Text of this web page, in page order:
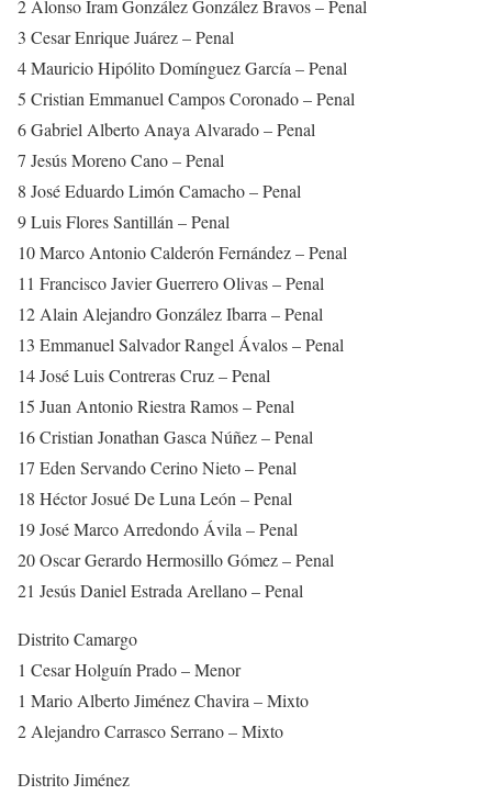
2 Alonso Iram González González Bravos – Penal
3 Cesar Enrique Juárez – Penal
4 Mauricio Hipólito Domínguez García – Penal
5 Cristian Emmanuel Campos Coronado – Penal
6 Gabriel Alberto Anaya Alvarado – Penal
7 Jesús Moreno Cano – Penal
8 José Eduardo Limón Camacho – Penal
9 Luis Flores Santillán – Penal
10 Marco Antonio Calderón Fernández – Penal
11 Francisco Javier Guerrero Olivas – Penal
12 Alain Alejandro González Ibarra – Penal
13 Emmanuel Salvador Rangel Ávalos – Penal
14 José Luis Contreras Cruz – Penal
15 Juan Antonio Riestra Ramos – Penal
16 Cristian Jonathan Gasca Núñez – Penal
17 Eden Servando Cerino Nieto – Penal
18 Héctor Josué De Luna León – Penal
19 José Marco Arredondo Ávila – Penal
20 Oscar Gerardo Hermosillo Gómez – Penal
21 Jesús Daniel Estrada Arellano – Penal
Distrito Camargo
1 Cesar Holguín Prado – Menor
1 Mario Alberto Jiménez Chavira – Mixto
2 Alejandro Carrasco Serrano – Mixto
Distrito Jiménez